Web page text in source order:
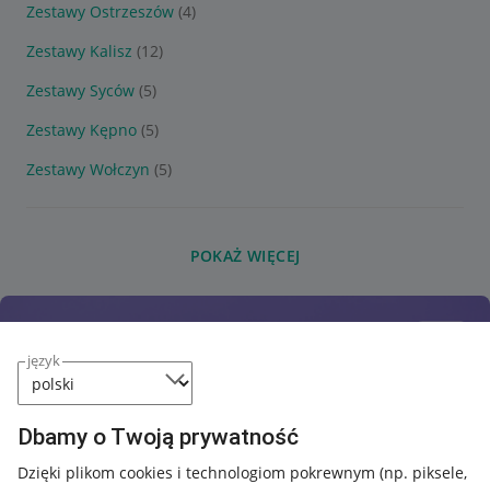
język
Dbamy o Twoją prywatność
Dzięki plikom cookies i technologiom pokrewnym (np. piksele,
Zestawy Ostrzeszów (4)
Zestawy Kalisz (12)
Zestawy Syców (5)
Zestawy Kępno (5)
Zestawy Wołczyn (5)
POKAŻ WIĘCEJ